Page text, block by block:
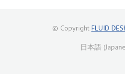
© Copyright FLUID
日本語